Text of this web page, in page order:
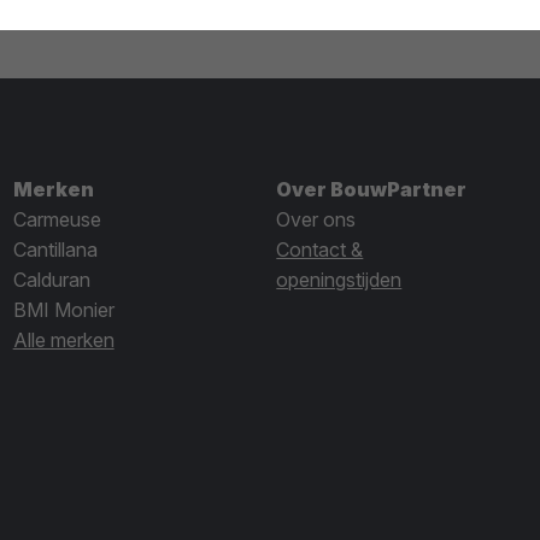
Merken
Carmeuse
Cantillana
Calduran
BMI Monier
Alle merken
Over BouwPartner
Over ons
Contact &
openingstijden